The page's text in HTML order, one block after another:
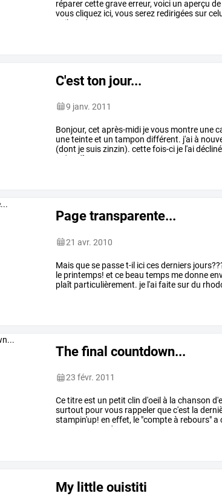
réparercettegraveerreur, voici un aperçu de
vouscliquez ici, vousserez redirigéessur
voilou,
c'est
C'est ton jour...
9 janv. 2011
Bonjour, cet après-midi jevous montre une
uneteinteet un tampon différent. j'aià
(dont jesuiszinzin). cettefois-ci je l'ai
qu'en
dîtes-vous?
Page transparente...
21 avr. 2010
Maisquese passet-il icicesderniers
le printemps! et ce beau temps medonne
plaît particulièrement. je l'aifaitesurdu
The final countdown...
23 févr. 2011
Cetitreest un petit clin d'oeil à la chanson
surtout pourvous rappelerquec'est la
stampin'up! en effet, le "compteà rebours"a
commander
My little ouistiti